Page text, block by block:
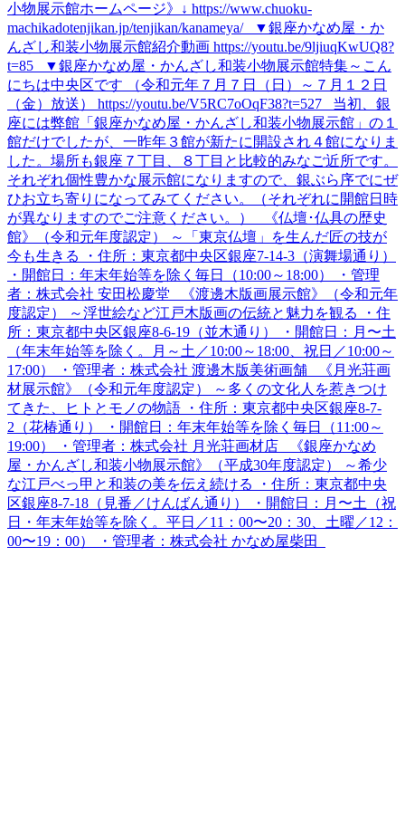
小物展示館ホームページ》↓ https://www.chuoku-
machikadotenjikan.jp/tenjikan/kanameya/ ▼銀座かなめ屋・か
んざし和装小物展示館紹介動画 https://youtu.be/9ljiuqKwUQ8?
t=85 ▼銀座かなめ屋・かんざし和装小物展示館特集～こん
にちは中央区です （令和元年７月７日（日）～７月１２日
（金）放送） https://youtu.be/V5RC7oOqF38?t=527 当初、銀
座には弊館「銀座かなめ屋・かんざし和装小物展示館」の１
館だけでしたが、一昨年３館が新たに開設され４館になりま
した。場所も銀座７丁目、８丁目と比較的みなご近所です。
それぞれ個性豊かな展示館になりますので、銀ぶら序でにぜ
ひお立ち寄りになってみてください。（それぞれに開館日時
が異なりますのでご注意ください。） 《仏壇･仏具の歴史
館》（令和元年度認定） ～「東京仏壇」を生んだ匠の技が
今も生きる ・住所：東京都中央区銀座7-14-3（演舞場通り）
・開館日：年末年始等を除く毎日（10:00～18:00） ・管理
者：株式会社 安田松慶堂 《渡邊木版画展示館》（令和元年
度認定） ～浮世絵など江戸木版画の伝統と魅力を観る ・住
所：東京都中央区銀座8-6-19（並木通り） ・開館日：月〜土
（年末年始等を除く。月～土／10:00～18:00、祝日／10:00～
17:00） ・管理者：株式会社 渡邊木版美術画舗 《月光荘画
材展示館》（令和元年度認定） ～多くの文化人を惹きつけ
てきた、ヒトとモノの物語 ・住所：東京都中央区銀座8-7-
2（花椿通り） ・開館日：年末年始等を除く毎日（11:00～
19:00） ・管理者：株式会社 月光荘画材店 《銀座かなめ
屋・かんざし和装小物展示館》（平成30年度認定） ～希少
な江戸べっ甲と和装の美を伝え続ける ・住所：東京都中央
区銀座8-7-18（見番／けんばん通り） ・開館日：月〜土（祝
日・年末年始等を除く。平日／11：00〜20：30、土曜／12：
00〜19：00） ・管理者：株式会社 かなめ屋柴田